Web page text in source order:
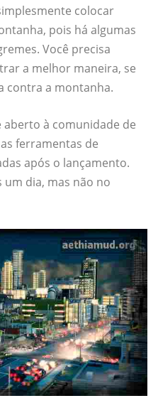
colocar
pois há algumas
Você precisa
a melhor maneira, se
contra a montanha.
aberto à comunidade de
ferramentas de
após o lançamento.
dia, mas não no